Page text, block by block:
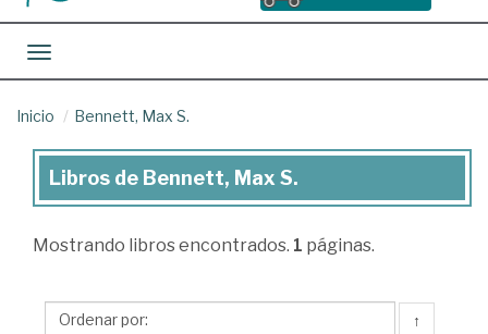
Toggle navigation
Inicio Bennett, Max S.
Libros
Bennett,
Libros de Bennett, Max S.
Mostrando libros encontrados. 1 páginas.
↑